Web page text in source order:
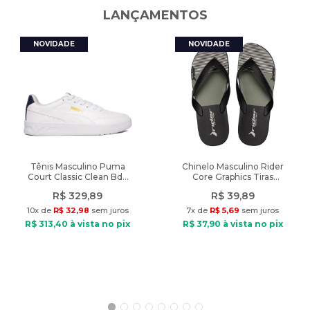
Composição: Textil, poliester, algodão
LANÇAMENTOS
Tênis Masculino Puma
Court Classic Clean Bdp
R$ 329,89
10x de R$ 32,98 sem juros
R$ 313,40 à vista no pix
Chinelo Masculino Rider
Core Graphics Tiras
R$ 39,89
7x de R$ 5,69 sem juros
R$ 37,90 à vista no pix